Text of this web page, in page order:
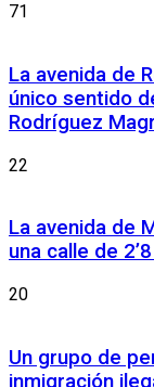
71
La avenida de
único sentido
Rodríguez
22
La avenida de
una calle de
20
Un grupo de
inmigración